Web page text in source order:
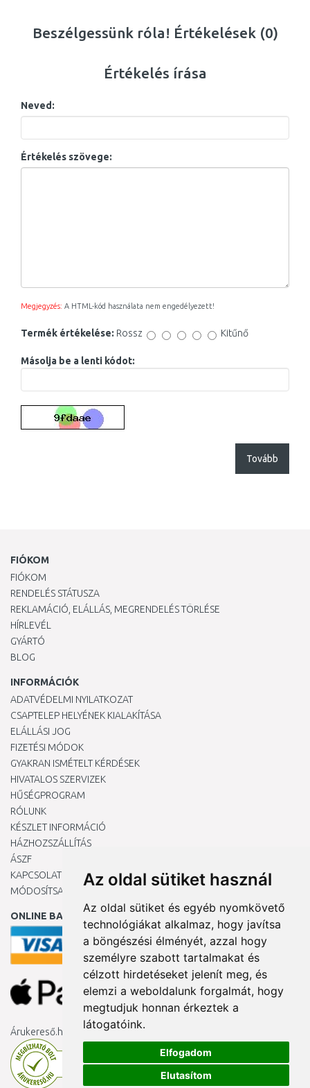
Az oldal sütiket használ
Az oldal sütiket és egyéb nyomkövető
technológiákat alkalmaz, hogy javítsa
a böngészési élményét, azzal hogy
személyre szabott tartalmakat és
célzott hirdetéseket jelenít meg, és
elemzi a weboldalunk forgalmát, hogy
megtudjuk honnan érkeztek a
látogatóink.
Elfogadom
Elutasítom
Beszélgessünk róla! Értékelések (0)
Értékelés írása
Neved:
Értékelés szövege:
Megjegyzés: A HTML-kód használata nem engedélyezett!
Termék értékelése: Rossz Kitűnő
Másolja be a lenti kódot:
Tovább
FIÓKOM
FIÓKOM
RENDELÉS STÁTUSZA
REKLAMÁCIÓ, ELÁLLÁS, MEGRENDELÉS TÖRLÉSE
HÍRLEVÉL
GYÁRTÓ
BLOG
INFORMÁCIÓK
ADATVÉDELMI NYILATKOZAT
CSAPTELEP HELYÉNEK KIALAKÍTÁSA
ELÁLLÁSI JOG
FIZETÉSI MÓDOK
GYAKRAN ISMÉTELT KÉRDÉSEK
HIVATALOS SZERVIZEK
HŰSÉGPROGRAM
RÓLUNK
KÉSZLET INFORMÁCIÓ
HÁZHOZSZÁLLÍTÁS
ÁSZF
KAPCSOLAT
MÓDOSÍTSA A COOKIE-BEÁLLÍTÁSAIMAT
ONLINE BANKKÁRTYÁVAL
Árukereső.hu